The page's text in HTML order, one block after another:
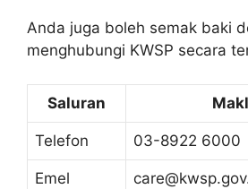
Anda juga boleh semak baki
menghubungi KWSP secara
Saluran
Telefon 03-8922 6000
Emel